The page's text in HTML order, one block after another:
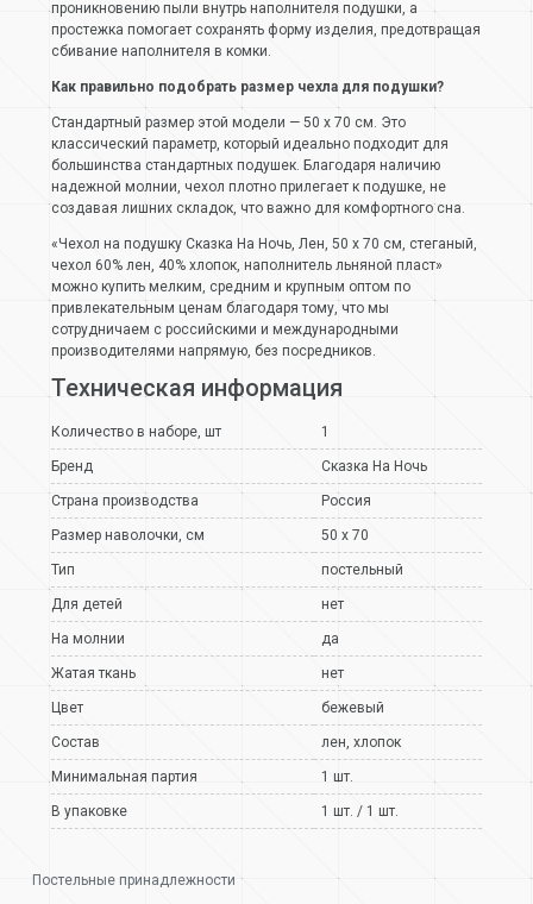
проникновению пыли внутрь наполнителя подушки, а
простежка помогает сохранять форму изделия, предотвращая
сбивание наполнителя в комки.
Как правильно подобрать размер чехла для подушки?
Стандартный размер этой модели — 50 х 70 см. Это
классический параметр, который идеально подходит для
большинства стандартных подушек. Благодаря наличию
надежной молнии, чехол плотно прилегает к подушке, не
создавая лишних складок, что важно для комфортного сна.
«Чехол на подушку Сказка На Ночь, Лен, 50 х 70 см, стеганый,
чехол 60% лен, 40% хлопок, наполнитель льняной пласт»
можно купить мелким, средним и крупным оптом по
привлекательным ценам благодаря тому, что мы
сотрудничаем с российскими и международными
производителями напрямую, без посредников.
Техническая информация
Количество в наборе, шт 1
Бренд Сказка На Ночь
Страна производства Россия
Размер наволочки, см 50 х 70
Тип постельный
Для детей нет
На молнии да
Жатая ткань нет
Цвет бежевый
Состав лен, хлопок
Минимальная партия 1 шт.
В упаковке 1 шт. / 1 шт.
Постельные принадлежности